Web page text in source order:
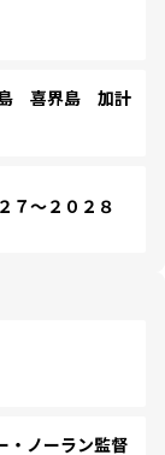
喜界島 加計
～２０２８
・ノーラン監督